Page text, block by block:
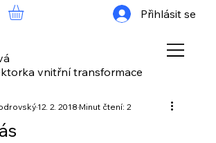
vnitřní transformace
Přihlásit se
12. 2. 2018Minut čtení: 2